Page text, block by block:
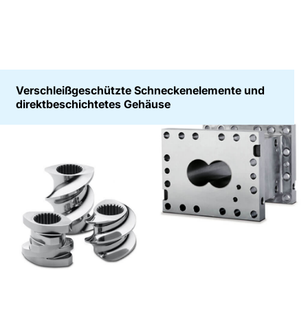
Verschleißgeschützte Schneckenelemente und
direktbeschichtetes Gehäuse